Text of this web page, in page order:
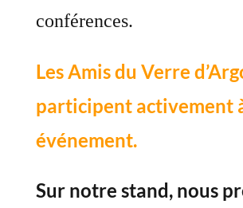
conférences.
Les Amis du Verre
participent activement
événement.
Sur notre stand, nous